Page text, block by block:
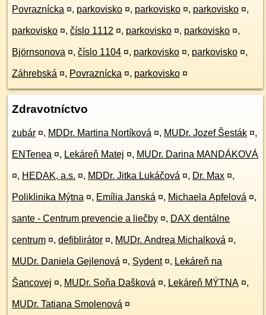
Povraznícka ¤, parkovisko ¤, parkovisko ¤, parkovisko ¤,
parkovisko ¤, číslo 1112 ¤, parkovisko ¤, parkovisko ¤,
Björnsonova ¤, číslo 1104 ¤, parkovisko ¤, parkovisko ¤,
Záhrebská ¤, Povraznícka ¤, parkovisko ¤
Zdravotníctvo
zubár ¤, MDDr. Martina Nortíková ¤, MUDr. Jozef Šesták ¤,
ENTenea ¤, Lekáreň Matej ¤, MUDr. Darina MANDÁKOVÁ
¤, HEDAK, a.s. ¤, MDDr. Jitka Lukáčová ¤, Dr. Max ¤,
Poliklinika Mýtna ¤, Emília Janská ¤, Michaela Apfelová ¤,
sante - Centrum prevencie a liečby ¤, DAX dentálne
centrum ¤, defiblirátor ¤, MUDr. Andrea Michalková ¤,
MUDr. Daniela Gejlenová ¤, Sydent ¤, Lekáreň na
Šancovej ¤, MUDr. Soňa Dašková ¤, Lekáreň MÝTNA ¤,
MUDr. Tatiana Smolenová ¤